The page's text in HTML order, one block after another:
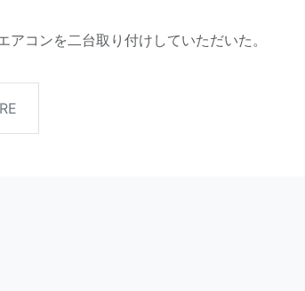
コンを二台取り付けしていただいた。